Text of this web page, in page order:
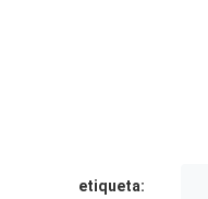
etiqueta: